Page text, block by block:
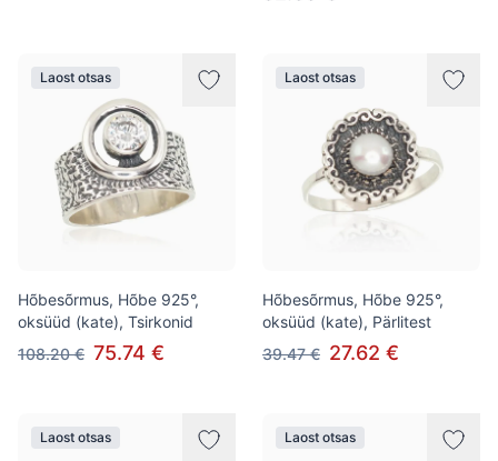
Laost otsas
Hõbesõrmus, Hõbe 925°,
oksüüd (kate), Tsirkonid
108.20 € 75.74 €
Laost otsas
Hõbesõrmus, Hõbe 925°,
oksüüd (kate), Pärlitest
39.47 € 27.62 €
Laost otsas Laost otsas